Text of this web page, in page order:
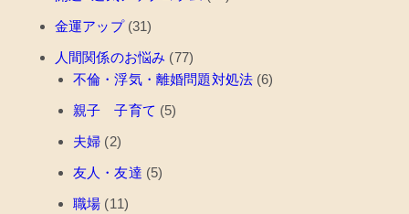
金運アップ(31)
人間関係のお悩み (77)
不倫・浮気・離婚問題対処法(6)
親子 子育て (5)
夫婦 (2)
友人・友達 (5)
職場 (11)